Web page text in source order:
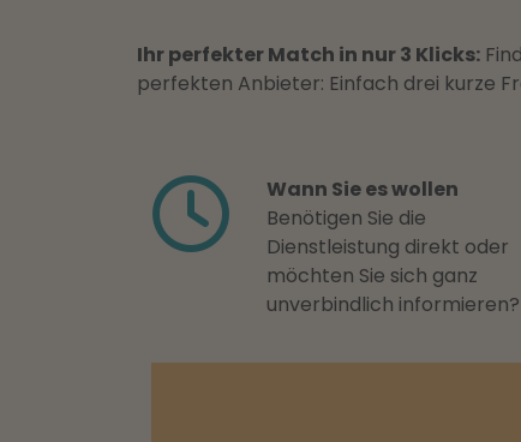
Ihr perfekter Match in nur 3 Klicks:
perfekten Anbieter: Einfach drei kurze
Wann Sie es wollen
Benötigen Sie die
Dienstleistung direkt oder
möchten Sie sich ganz
unverbindlich informieren?